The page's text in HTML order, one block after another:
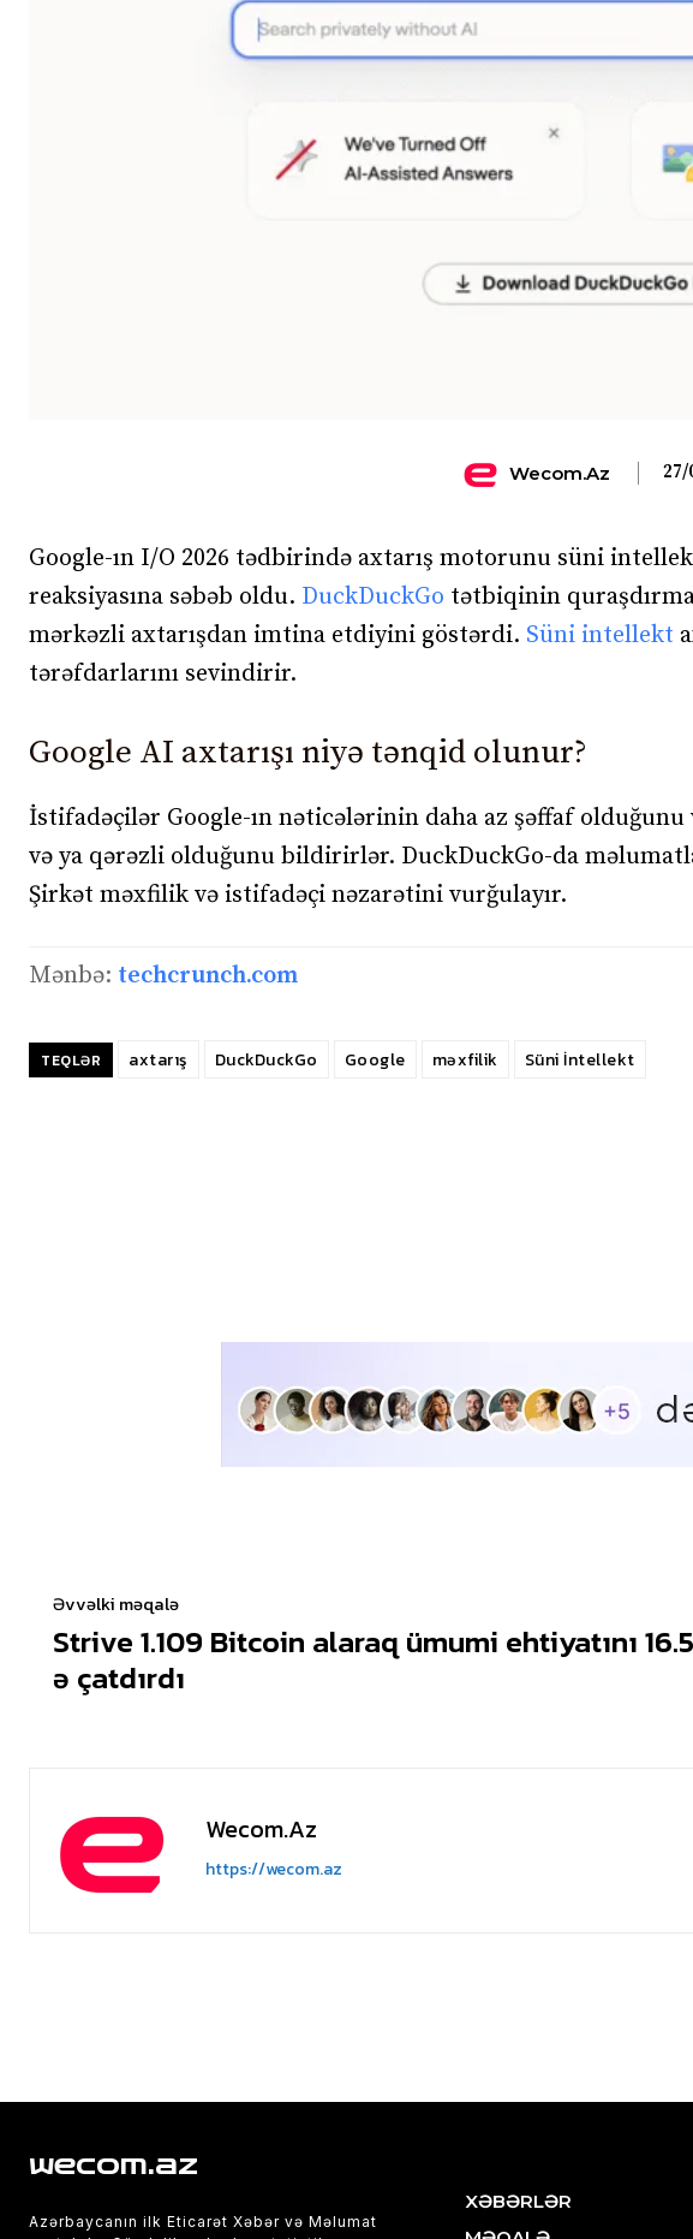
Wecom.az 27/
Google-ın I/O 2026 tədbirində axtarış motorunu süni
reaksiyasına səbəb oldu. DuckDuckGo tətbiqinin
mərkəzli axtarışdan imtina etdiyini göstərdi. Süni intellekt
tərəfdarlarını sevindirir.
Google AI axtarışı niyə tənqid olunur?
İstifadəçilər Google-ın nəticələrinin daha az şəffaf
və ya qərəzli olduğunu bildirirlər. DuckDuckGo-da
Şirkət məxfilik və istifadəçi nəzarətini vurğulayır.
Mənbə: techcrunch.com
TEQLƏR axtarış DuckDuckGo Google məxfilik Süni İntellekt
Əvvəlki məqalə
Strive 1.109 Bitcoin alaraq ümumi ehtiyatını
ə çatdırdı
Wecom.az
https://wecom.az
wecom.az
Azərbaycanın ilk Eticarət Xəbər və Məlumat
XƏBƏRLƏR